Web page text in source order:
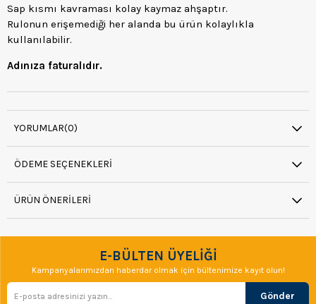
Sap kısmı kavraması kolay kaymaz ahşaptır.
Rulonun erişemediği her alanda bu ürün kolaylıkla
kullanılabilir.
Adınıza faturalıdır.
YORUMLAR(0)
ÖDEME SEÇENEKLERI
ÜRÜN ÖNERILERI
E-BÜLTEN ÜYELİĞİ
Kampanyalarımızdan haberdar olmak için bültenimize kayıt olun!
Gönder